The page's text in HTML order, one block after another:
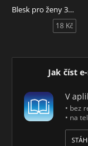
Blesk pro ženy 33/2026
18 Kč
Jak číst
V
• bez
• na